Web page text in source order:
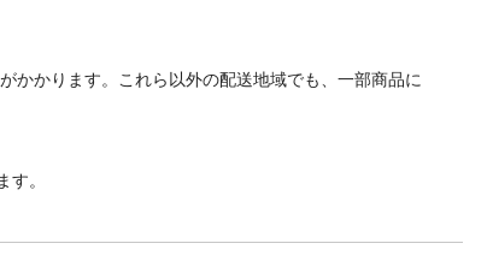
かかります。これら以外の配送地域でも、一部商品に
。